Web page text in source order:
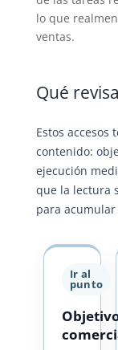
lo que
ventas.
Qué
Estos accesos
contenido:
ejecución
que la lectura
para
Ir al
punto